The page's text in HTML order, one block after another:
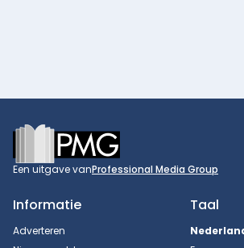
Footer
Een uitgave vanProfessional Media Group
Informatie
Adverteren
Taal